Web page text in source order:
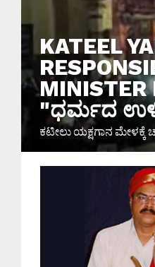
KATEEL
MINISTER
"ಧರ್ಮದ
ಕಟೀಲು ಯಕ್ಷಗಾನ